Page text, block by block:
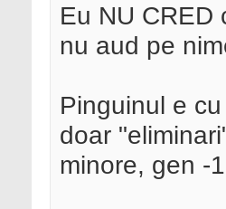
Eu NU CRED
nu aud pe
Pinguinul e
doar
minore, gen -